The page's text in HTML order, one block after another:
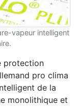
vapeur intelligent
protection
pro clima
de la
monolithique et